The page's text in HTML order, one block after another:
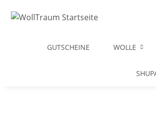
GUTSCHEINE WOLLE